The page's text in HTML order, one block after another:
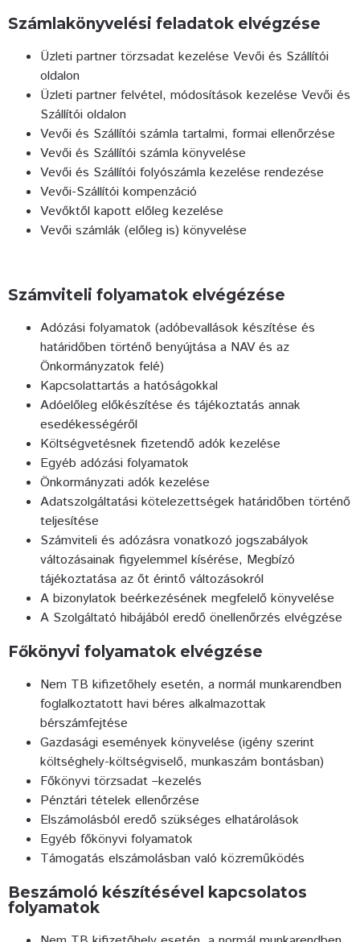
Számlakönyvelési feladatok elvégzése
Üzleti partner törzsadat kezelése Vevői és Szállítói
oldalon
Üzleti partner felvétel, módosítások kezelése Vevői és
Szállítói oldalon
Vevői és Szállítói számla tartalmi, formai ellenőrzése
Vevői és Szállítói számla könyvelése
Vevői és Szállítói folyószámla kezelése rendezése
Vevői-Szállítói kompenzáció
Vevőktől kapott előleg kezelése
Vevői számlák (előleg is) könyvelése
Számviteli folyamatok elvégézése
Adózási folyamatok (adóbevallások készítése és
határidőben történő benyújtása a NAV és az
Önkormányzatok felé)
Kapcsolattartás a hatóságokkal
Adóelőleg előkészítése és tájékoztatás annak
esedékességéről
Költségvetésnek fizetendő adók kezelése
Egyéb adózási folyamatok
Önkormányzati adók kezelése
Adatszolgáltatási kötelezettségek határidőben történő
teljesítése
Számviteli és adózásra vonatkozó jogszabályok
változásainak figyelemmel kísérése, Megbízó
tájékoztatása az őt érintő változásokról
A bizonylatok beérkezésének megfelelő könyvelése
A Szolgáltató hibájából eredő önellenőrzés elvégzése
Főkönyvi folyamatok elvégzése
Nem TB kifizetőhely esetén, a normál munkarendben
foglalkoztatott havi béres alkalmazottak
bérszámfejtése
Gazdasági események könyvelése (igény szerint
költséghely-költségviselő, munkaszám bontásban)
Főkönyvi törzsadat –kezelés
Pénztári tételek ellenőrzése
Elszámolásból eredő szükséges elhatárolások
Egyéb főkönyvi folyamatok
Támogatás elszámolásban való közreműködés
Beszámoló készítésével kapcsolatos
folyamatok